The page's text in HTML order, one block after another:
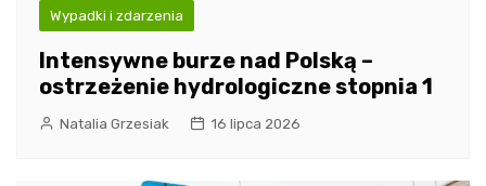
Wypadki i zdarzenia
Intensywne burze nad Polską –
ostrzeżenie hydrologiczne stopnia 1
Natalia Grzesiak 16 lipca 2026